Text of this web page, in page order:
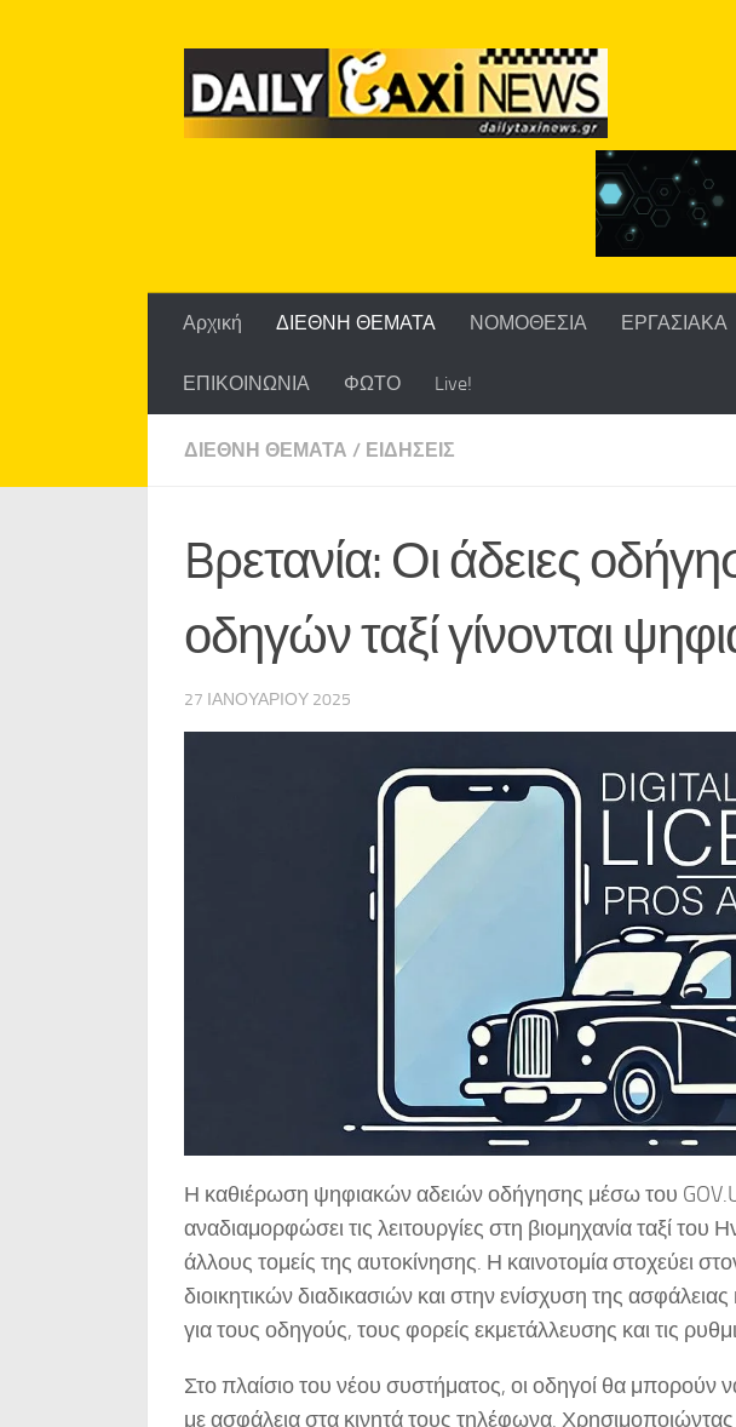
Αρχική ΔΙΕΘΝΗ ΘΕΜΑΤΑ ΝΟΜΟΘΕΣΙΑ ΕΡΓΑΣΙΑΚΑ
ΕΠΙΚΟΙΝΩΝΙΑ ΦΩΤΟ Live!
ΔΙΕΘΝΗ ΘΕΜΑΤΑ / ΕΙΔΗΣΕΙΣ
Bρετανία: Οι άδειες
οδηγών ταξί γίνονται
27 ΙΑΝΟΥΑΡΊΟΥ 2025
Η καθιέρωση ψηφιακών αδειών οδήγησης μέσω του
αναδιαμορφώσει τις λειτουργίες στη βιομηχανία ταξί του
άλλους τομείς της αυτοκίνησης. Η καινοτομία στοχεύει
διοικητικών διαδικασιών και στην ενίσχυση της
για τους οδηγούς, τους φορείς εκμετάλλευσης και τις
Στο πλαίσιο του νέου συστήματος, οι οδηγοί θα μπορούν
με ασφάλεια στα κινητά τους τηλέφωνα.